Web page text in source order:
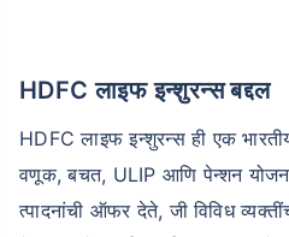
HDFC लाइफ इन्शुरन्स बद्दल
HDFC लाइफ इन्शुरन्स ही एक
वणूक, बचत, ULIP आणि पेन्शन
त्पादनांची ऑफर देते, जी विविध